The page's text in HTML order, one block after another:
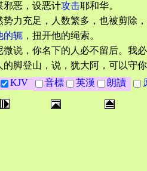
邪恶，设恶计攻击耶和华。
势力充足，人数繁多，也被剪除，
的轭 ，扭开他的绳索。
说，你名下的人必不留后。我
的脚登山，说，犹大阿，可以守
KJV 音標 英漢 朗讀